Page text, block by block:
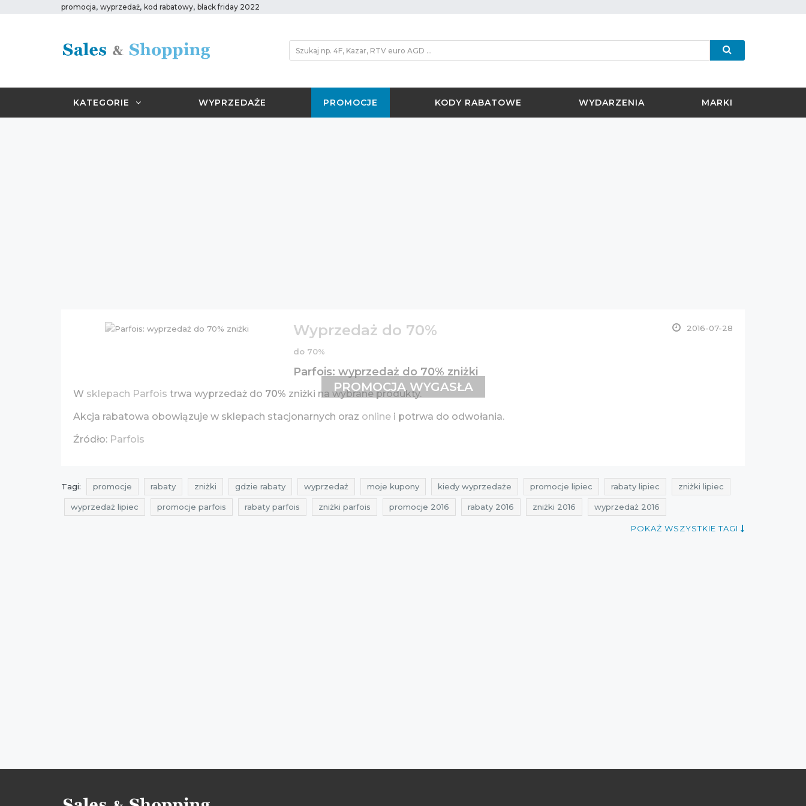
promocja, wyprzedaż, kod rabatowy, black friday 2022
KATEGORIE WYPRZEDAŻE PROMOCJE KODY RABATOWE WYDARZENIA MARKI
Wyprzedaż do 70% 2016-07-28
do 70%
Parfois: wyprzedaż do 70% zniżki
W sklepach Parfois trwa wyprzedaż do 70% zniżki na wybrane produkty.
Akcja rabatowa obowiązuje w sklepach stacjonarnych oraz online i potrwa do odwołania.
Źródło: Parfois
PROMOCJA WYGASŁA
Tagi: promocje rabaty zniżki gdzie rabaty wyprzedaż moje kupony kiedy wyprzedaże promocje lipiec rabaty lipiec zniżki lipiec
wyprzedaż lipiec promocje parfois rabaty parfois zniżki parfois promocje 2016 rabaty 2016 zniżki 2016 wyprzedaż 2016
POKAŻ WSZYSTKIE TAGI